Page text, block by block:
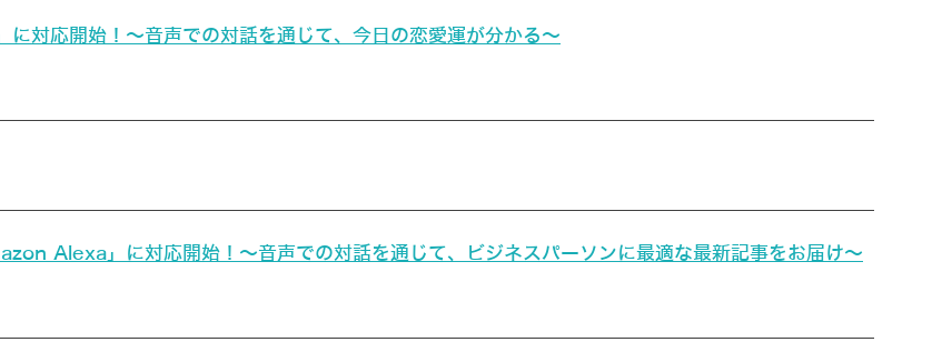
対応開始！～音声での対話を通じて、今日の恋愛運が分かる～
Alexa」に対応開始！～音声での対話を通じて、ビジネスパーソンに最適な最新記事をお届け～